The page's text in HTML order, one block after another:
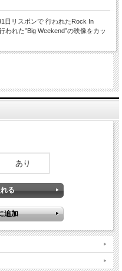
日リスボンで 行われたRock In
われた”Big Weekend”の映像をカッ
あり